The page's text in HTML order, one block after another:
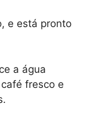
e está pronto
a água
fresco e